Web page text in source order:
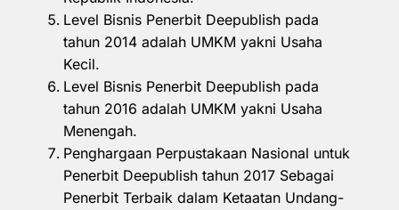
Level Bisnis Penerbit Deepublish pada
tahun 2014 adalah UMKM yakni Usaha
Kecil.
Level Bisnis Penerbit Deepublish pada
tahun 2016 adalah UMKM yakni Usaha
Menengah.
Penghargaan Perpustakaan Nasional untuk
Penerbit Deepublish tahun 2017 Sebagai
Penerbit Terbaik dalam Ketaatan Undang-